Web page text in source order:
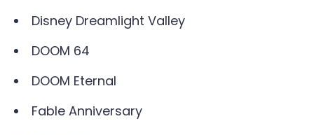
Disney Dreamlight Valley
DOOM 64
DOOM Eternal
Fable Anniversary